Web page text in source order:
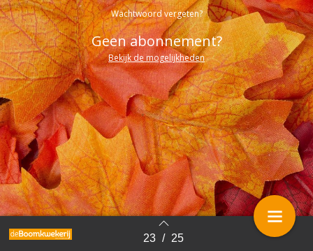
Terug naar overzicht 23 / 25
Wachtwoord vergeten?
Geen abonnement?
Bekijk de mogelijkheden